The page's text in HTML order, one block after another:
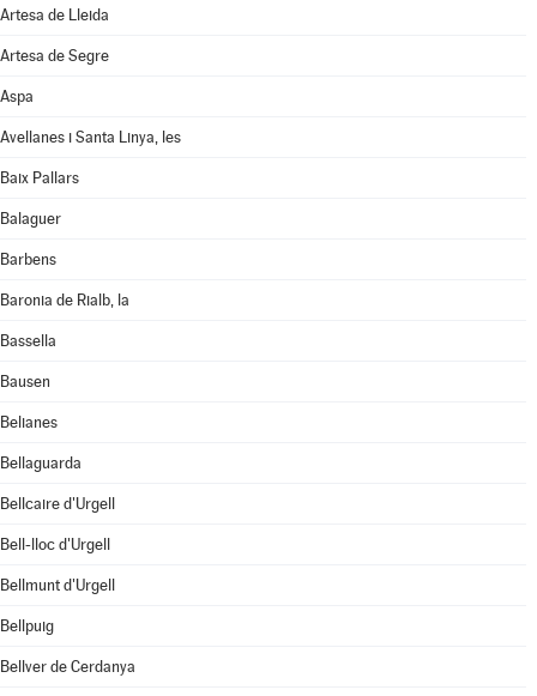
Artesa de Lleida
Artesa de Segre
Aspa
Avellanes i Santa Linya, les
Baix Pallars
Balaguer
Barbens
Baronia de Rialb, la
Bassella
Bausen
Belianes
Bellaguarda
Bellcaire d'Urgell
Bell-lloc d'Urgell
Bellmunt d'Urgell
Bellpuig
Bellver de Cerdanya